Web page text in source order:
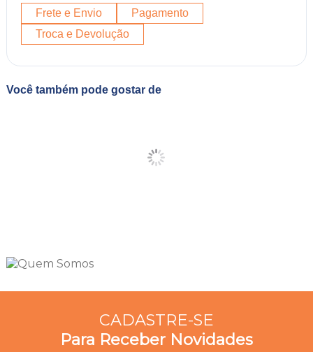
Frete e Envio
Pagamento
Troca e Devolução
Você também pode gostar de
CADASTRE-SE
Para Receber Novidades